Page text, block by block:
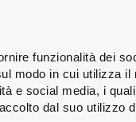
funzionalità dei
modo in cui utilizza il
e social media, i
dal suo utilizzo
siamo